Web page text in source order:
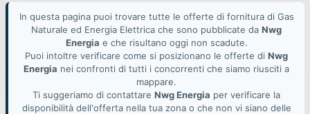
In questa pagina puoi trovare tutte le offerte di fornitura di Gas
Naturale ed Energia Elettrica che sono pubblicate da Nwg
Energia e che risultano oggi non scadute.
Puoi intoltre verificare come si posizionano le offerte di Nwg
Energia nei confronti di tutti i concorrenti che siamo riusciti a
mappare.
Ti suggeriamo di contattare Nwg Energia per verificare la
disponibilità dell'offerta nella tua zona o che non vi siano delle